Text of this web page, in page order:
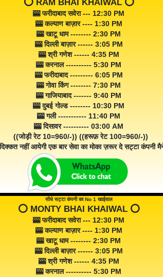
⭕️ RAM BHAI KHAIWAL ⭕️
🎰 फरीदाबाद सवेरा --- 12:30 PM
🎰 कल्याण बाज़ार ---- 1:30 PM
🎰 खाटू धाम -------- 2:30 PM
🎰 दिल्ली बाज़ार ------ 3:05 PM
🎰 श्री गणेश ------ 4:35 PM
🎰 करनाल ---------- 5:30 PM
🎰 फरीदाबाद --------- 6:05 PM
🎰 गोवा किंग -------- 7:30 PM
🎰 गाजियाबाद ------- 9:40 PM
🎰 दुबई गोल्ड -------- 10:30 PM
🎰 गली ----------- 11:40 PM
🎰 दिसावर ---------- 03:00 AM
((जोड़ी रेट 10=960/-)) ((हरूफ़ रेट 100=960/-))
नहीं आयेगी एक बार सेवा का मोका ज़रूर दे सट्टा कंपनी
सीधे सट्टा कंपनी का No 1 खाईवाल
⭕️ MONTY BHAI KHAIWAL ⭕️
🎰 फरीदाबाद सवेरा --- 12:30 PM
🎰 कल्याण बाज़ार ---- 1:30 PM
🎰 खाटू धाम -------- 2:30 PM
🎰 दिल्ली बाज़ार ------ 3:05 PM
🎰 श्री गणेश ------ 4:35 PM
🎰 करनाल ---------- 5:30 PM